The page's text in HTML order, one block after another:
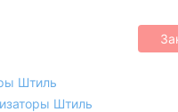
Штиль
Штиль